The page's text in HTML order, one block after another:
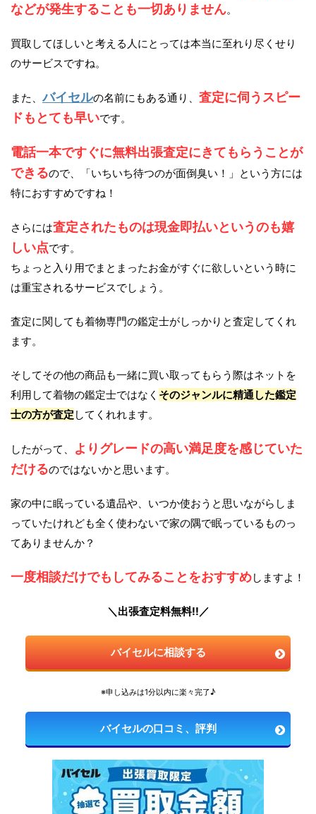
などが発生することも一切ありません。
買取してほしいと考える人にとっては本当に至れり尽くせり
のサービスですね。
また、バイセルの名前にもある通り、 査定に伺うスピー
ドもとても早いです。
電話一本ですぐに無料出張査定にきてもらうことが
できるので、「いちいち待つのが面倒臭い！」という方には
特におすすめですね！
さらには査定されたものは現金即払いというのも嬉
しい点です。
ちょっと入り用でまとまったお金がすぐに欲しいという時に
は重宝されるサービスでしょう。
査定に関しても着物専門の鑑定士がしっかりと査定してくれ
ます。
そしてその他の商品も一緒に買い取ってもらう際はネットを
利用して着物の鑑定士ではなく そのジャンルに精通した鑑定
士の方が査定 してくれれます。
したがって、
よりグレードの高い満足度を感じていた
だけるのではないかと思います。
家の中に眠っている遺品や、いつか使おうと思いながらしま
っていたけれども全く使わないで家の隅で眠っているものっ
てありませんか？
一度相談だけでもしてみることをおすすめしますよ！
＼出張査定料無料!!／
バイセルに相談する
※申し込みは1分以内に楽々完了♪
バイセルの口コミ、評判